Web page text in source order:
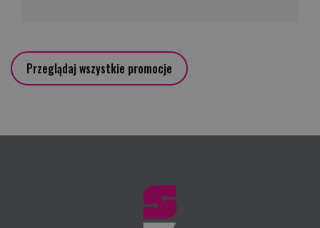
Przeglądaj wszystkie promocje